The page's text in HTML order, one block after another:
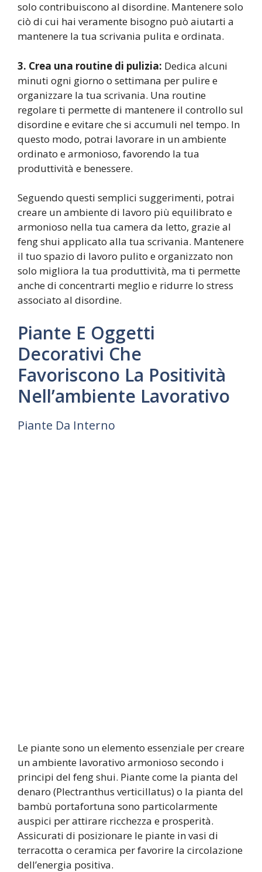
solo contribuiscono al disordine. Mantenere solo
ciò di cui hai veramente bisogno può aiutarti a
mantenere la tua scrivania pulita e ordinata.
3. Crea una routine di pulizia: Dedica alcuni
minuti ogni giorno o settimana per pulire e
organizzare la tua scrivania. Una routine
regolare ti permette di mantenere il controllo sul
disordine e evitare che si accumuli nel tempo. In
questo modo, potrai lavorare in un ambiente
ordinato e armonioso, favorendo la tua
produttività e benessere.
Seguendo questi semplici suggerimenti, potrai
creare un ambiente di lavoro più equilibrato e
armonioso nella tua camera da letto, grazie al
feng shui applicato alla tua scrivania. Mantenere
il tuo spazio di lavoro pulito e organizzato non
solo migliora la tua produttività, ma ti permette
anche di concentrarti meglio e ridurre lo stress
associato al disordine.
Piante E Oggetti
Decorativi Che
Favoriscono La Positività
Nell’ambiente Lavorativo
Piante Da Interno
Le piante sono un elemento essenziale per creare
un ambiente lavorativo armonioso secondo i
principi del feng shui. Piante come la pianta del
denaro (Plectranthus verticillatus) o la pianta del
bambù portafortuna sono particolarmente
auspici per attirare ricchezza e prosperità.
Assicurati di posizionare le piante in vasi di
terracotta o ceramica per favorire la circolazione
dell’energia positiva.